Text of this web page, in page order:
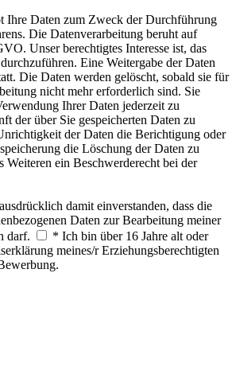
Ihre Daten zum Zweck der Durchführung
Die Datenverarbeitung beruht auf
Unser berechtigtes Interesse ist, das
Eine Weitergabe der Daten
Die Daten werden gelöscht, sobald sie für
nicht mehr erforderlich sind. Sie
Ihrer Daten jederzeit zu
der über Sie gespeicherten Daten zu
der Daten die Berichtigung oder
die Löschung der Daten zu
Weiteren ein Beschwerderecht bei der
damit einverstanden, dass die
Daten zur Bearbeitung meiner
darf.
* Ich bin über 16 Jahre alt oder
meines/r Erziehungsberechtigten